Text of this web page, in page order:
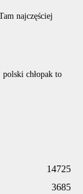
najczęściej
chłopak to
14725
3685